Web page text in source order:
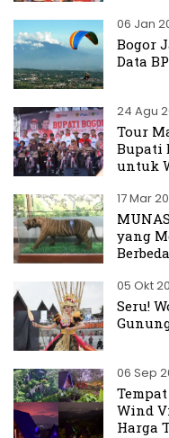
06 Jan
Bogor
Data
24 Agu
Tour
Bupati
untuk
17 Mar
yang
05 Okt
Seru!
06 Sep
Wind
Harga